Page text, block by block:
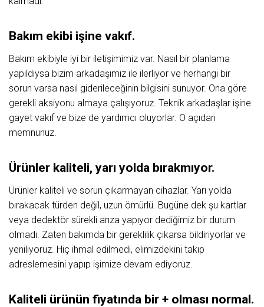
Bakım ekibi işine vakıf.
Bakım ekibiyle iyi bir iletişimimiz var. Nasıl bir planlama
yapıldıysa bizim arkadaşımız ile ilerliyor ve herhangi bir
sorun varsa nasıl giderileceğinin bilgisini sunuyor. Ona göre
gerekli aksiyonu almaya çalışıyoruz. Teknik arkadaşlar işine
gayet vakıf ve bize de yardımcı oluyorlar. O açıdan
memnunuz.
Ürünler kaliteli, yarı yolda bırakmıyor.
Ürünler kaliteli ve sorun çıkarmayan cihazlar. Yarı yolda
bırakacak türden değil, uzun ömürlü. Bugüne dek şu kartlar
veya dedektör sürekli arıza yapıyor dediğimiz bir durum
olmadı. Zaten bakımda bir gereklilik çıkarsa bildiriyorlar ve
yeniliyoruz. Hiç ihmal edilmedi, elimizdekini takıp
adreslemesini yapıp işimize devam ediyoruz.
Kaliteli ürünün fiyatında bir + olması normal.